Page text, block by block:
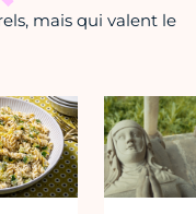
mais qui valent le